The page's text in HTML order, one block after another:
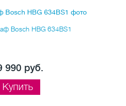
Bosch HBG 634BS1
990 руб.
Купить